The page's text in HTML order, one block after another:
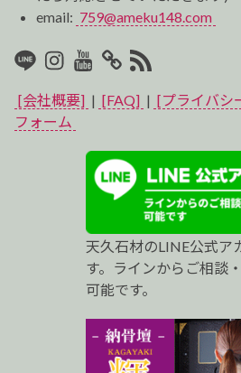
email: 759@ameku148.com
LINEInstagram
Youtube
マ
イ
ス
ト
ロ
RSS2
[会社概要] | [FAQ] | [プライバシ
フォーム
天久石材のLINE公式ア
す。ラインからご相談
可能です。